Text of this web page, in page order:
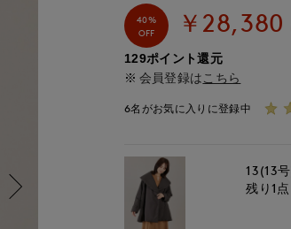
40%
OFF
￥28,380
129ポイント還元
会員登録は こちら
6名がお気に入りに登録中
13(13
残り1点